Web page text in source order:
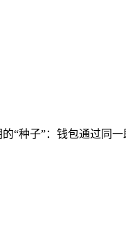
“种子”：钱包通过同